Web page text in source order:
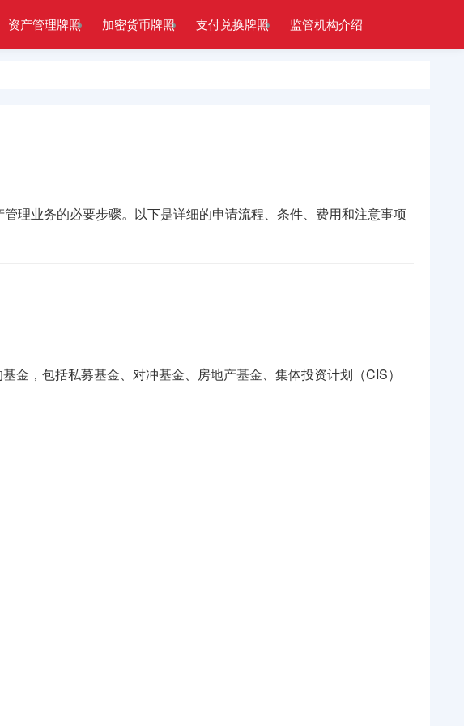
资产管理牌照 加密货币牌照 支付兑换牌照 监管机构介绍
理业务的必要步骤。以下是详细的申请流程、条件、费用和注意事项
金，包括私募基金、对冲基金、房地产基金、集体投资计划（CIS）